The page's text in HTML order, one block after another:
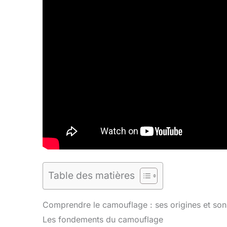
Table des matières
Comprendre le camouflage : ses origines et
Les fondements du camouflage